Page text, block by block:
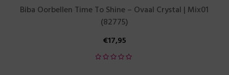
Biba Oorbellen Time To Shine – Ovaal Crystal | Mix01
(82775)
€17,95